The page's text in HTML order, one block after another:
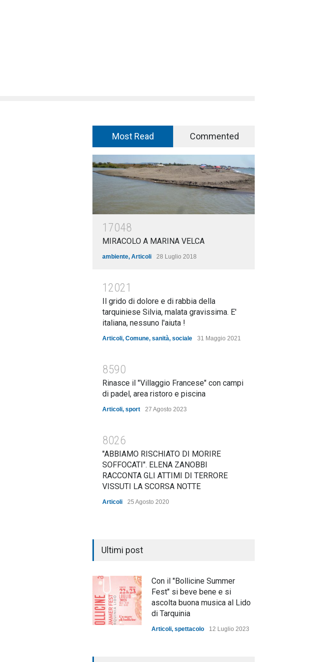
Most Read Commented
17048
MIRACOLO A MARINA VELCA
ambiente, Articoli 28 Luglio 2018
12021
Il grido di dolore e di rabbia della
tarquiniese Silvia, malata gravissima. E'
italiana, nessuno l'aiuta !
Articoli, Comune, sanità, sociale 31 Maggio 2021
8590
Rinasce il "Villaggio Francese" con campi
di padel, area ristoro e piscina
Articoli, sport 27 Agosto 2023
8026
"ABBIAMO RISCHIATO DI MORIRE
SOFFOCATI". ELENA ZANOBBI
RACCONTA GLI ATTIMI DI TERRORE
VISSUTI LA SCORSA NOTTE
Articoli 25 Agosto 2020
Ultimi post
Con il "Bollicine Summer
Fest" si beve bene e si
ascolta buona musica al Lido
di Tarquinia
Articoli, spettacolo 12 Luglio 2023